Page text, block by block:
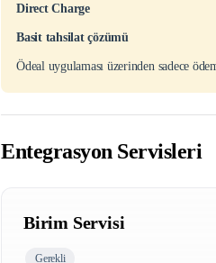
Direct Charge
Basit tahsilat çözümü
Ödeal uygulaması üzerinden sadece
Entegrasyon Servisleri
Birim Servisi
Gerekli